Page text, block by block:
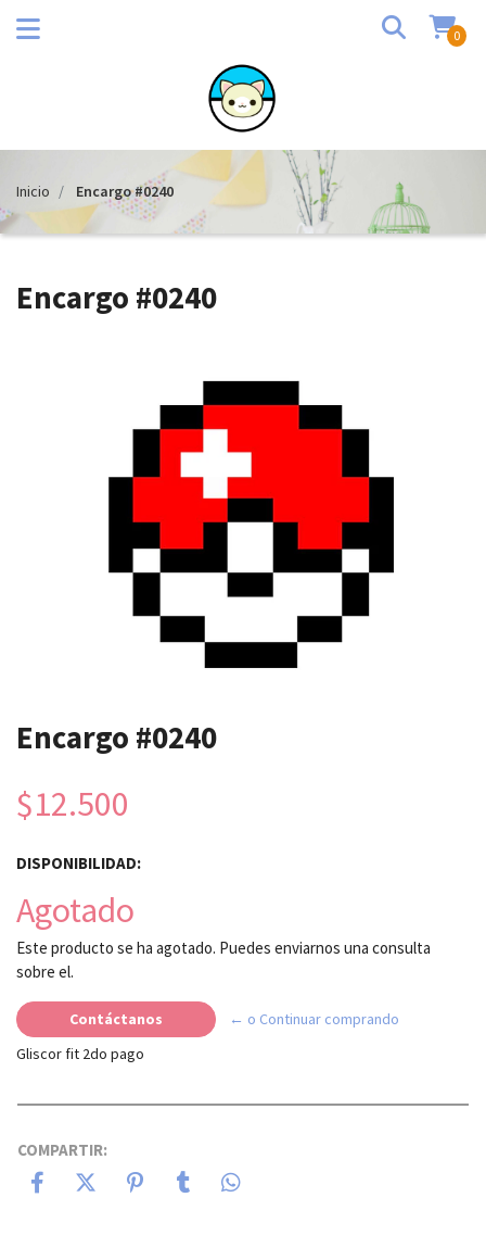
0
Inicio Encargo #0240
Encargo #0240
Encargo #0240
$12.500
DISPONIBILIDAD:
Agotado
Este producto se ha agotado. Puedes enviarnos una consulta
sobre el.
Contáctanos
← o Continuar comprando
Gliscor fit 2do pago
COMPARTIR: